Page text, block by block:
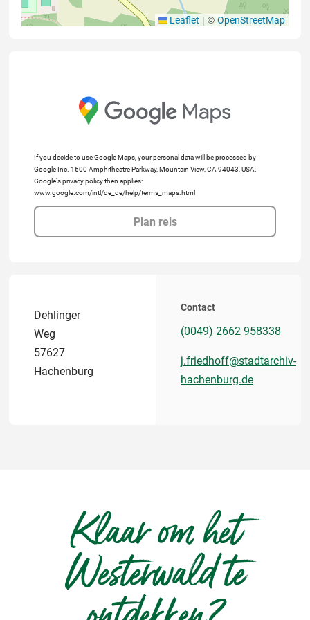
Leaflet | © OpenStreetMap
If you decide to use Google Maps, your personal data will be processed by
Google Inc. 1600 Amphitheatre Parkway, Mountain View, CA 94043, USA.
Google's privacy policy then applies:
www.google.com/intl/de_de/help/terms_maps.html
Plan reis
Dehlinger
Weg
57627
Hachenburg
Contact
(0049) 2662 958338
j.friedhoff@stadtarchiv-
hachenburg.de
Klaar om het
Westerwald te